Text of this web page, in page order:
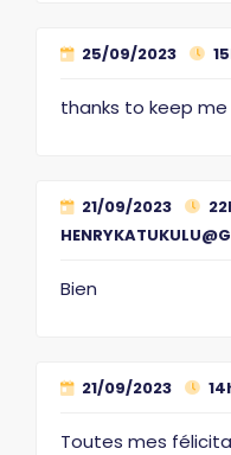
25/09/2023
thanks to keep
21/09/2023
Bien
21/09/2023
Toutes mes